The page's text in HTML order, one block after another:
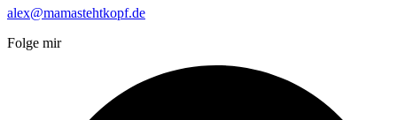
alex@mamastehtkopf.de
Folge mir